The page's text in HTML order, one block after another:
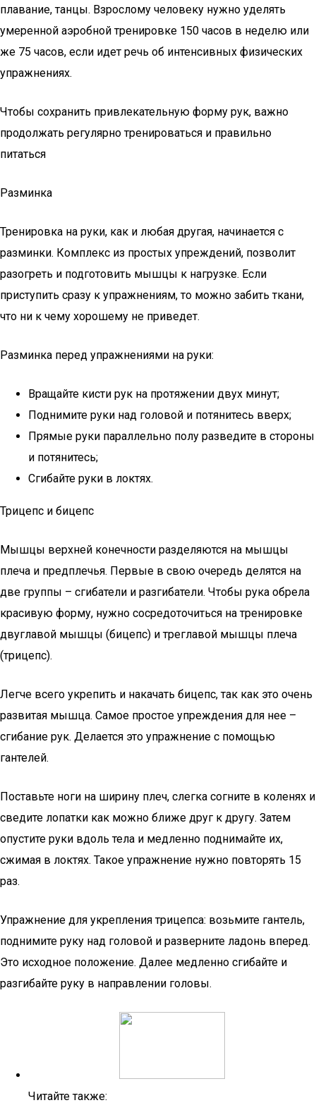
плавание, танцы. Взрослому человеку нужно уделять
умеренной аэробной тренировке 150 часов в неделю или
же 75 часов, если идет речь об интенсивных физических
упражнениях.
Чтобы сохранить привлекательную форму рук, важно
продолжать регулярно тренироваться и правильно
питаться
Разминка
Тренировка на руки, как и любая другая, начинается с
разминки. Комплекс из простых упреждений, позволит
разогреть и подготовить мышцы к нагрузке. Если
приступить сразу к упражнениям, то можно забить ткани,
что ни к чему хорошему не приведет.
Разминка перед упражнениями на руки:
Вращайте кисти рук на протяжении двух минут;
Поднимите руки над головой и потянитесь вверх;
Прямые руки параллельно полу разведите в стороны
и потянитесь;
Сгибайте руки в локтях.
Трицепс и бицепс
Мышцы верхней конечности разделяются на мышцы
плеча и предплечья. Первые в свою очередь делятся на
две группы – сгибатели и разгибатели. Чтобы рука обрела
красивую форму, нужно сосредоточиться на тренировке
двуглавой мышцы (бицепс) и треглавой мышцы плеча
(трицепс).
Легче всего укрепить и накачать бицепс, так как это очень
развитая мышца. Самое простое упреждения для нее –
сгибание рук. Делается это упражнение с помощью
гантелей.
Поставьте ноги на ширину плеч, слегка согните в коленях и
сведите лопатки как можно ближе друг к другу. Затем
опустите руки вдоль тела и медленно поднимайте их,
сжимая в локтях. Такое упражнение нужно повторять 15
раз.
Упражнение для укрепления трицепса: возьмите гантель,
поднимите руку над головой и разверните ладонь вперед.
Это исходное положение. Далее медленно сгибайте и
разгибайте руку в направлении головы.
Читайте также: